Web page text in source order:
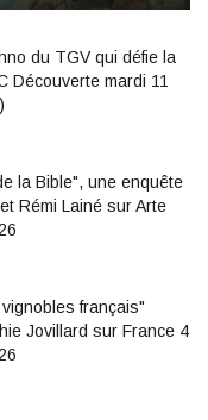
du TGV qui défie la
Découverte mardi 11
la Bible", une enquête
Rémi Lainé sur Arte
français"
Jovillard sur France 4